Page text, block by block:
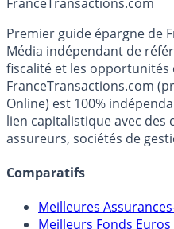
FranceTransactions.com
Premier guide épargne de
Média indépendant de
fiscalité et les opportunités
FranceTransactions.com
Online) est 100%
lien capitalistique avec des
assureurs, sociétés de
Comparatifs